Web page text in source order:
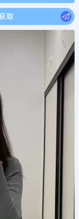
取